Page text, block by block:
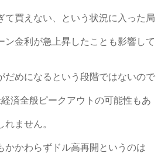
て買えない、という状況に入った局
ン金利が急上昇したことも影響して
だめになるという段階ではないので
済全般ピークアウトの可能性もあ
ません。
かかわらずドル高再開というのは